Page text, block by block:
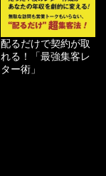
配るだけで契約が取
れる！「最強集客レ
ター術」